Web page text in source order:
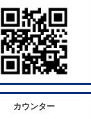
カウンター